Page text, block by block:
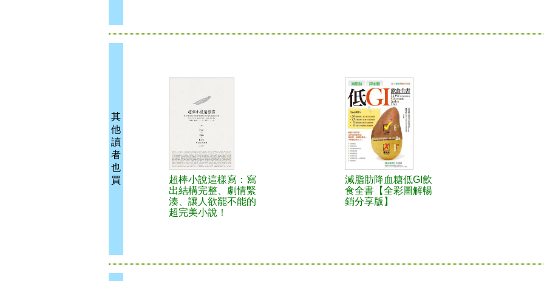
其
他
讀
者
也
買
超棒小說這樣寫：寫
出結構完整、劇情緊
湊、讓人欲罷不能的
超完美小說！
減脂肪降血糖低GI飲
食全書【全彩圖解暢
銷分享版】